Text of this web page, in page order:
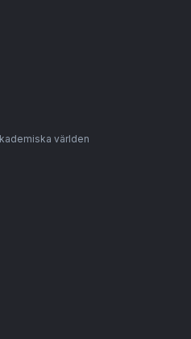
världen